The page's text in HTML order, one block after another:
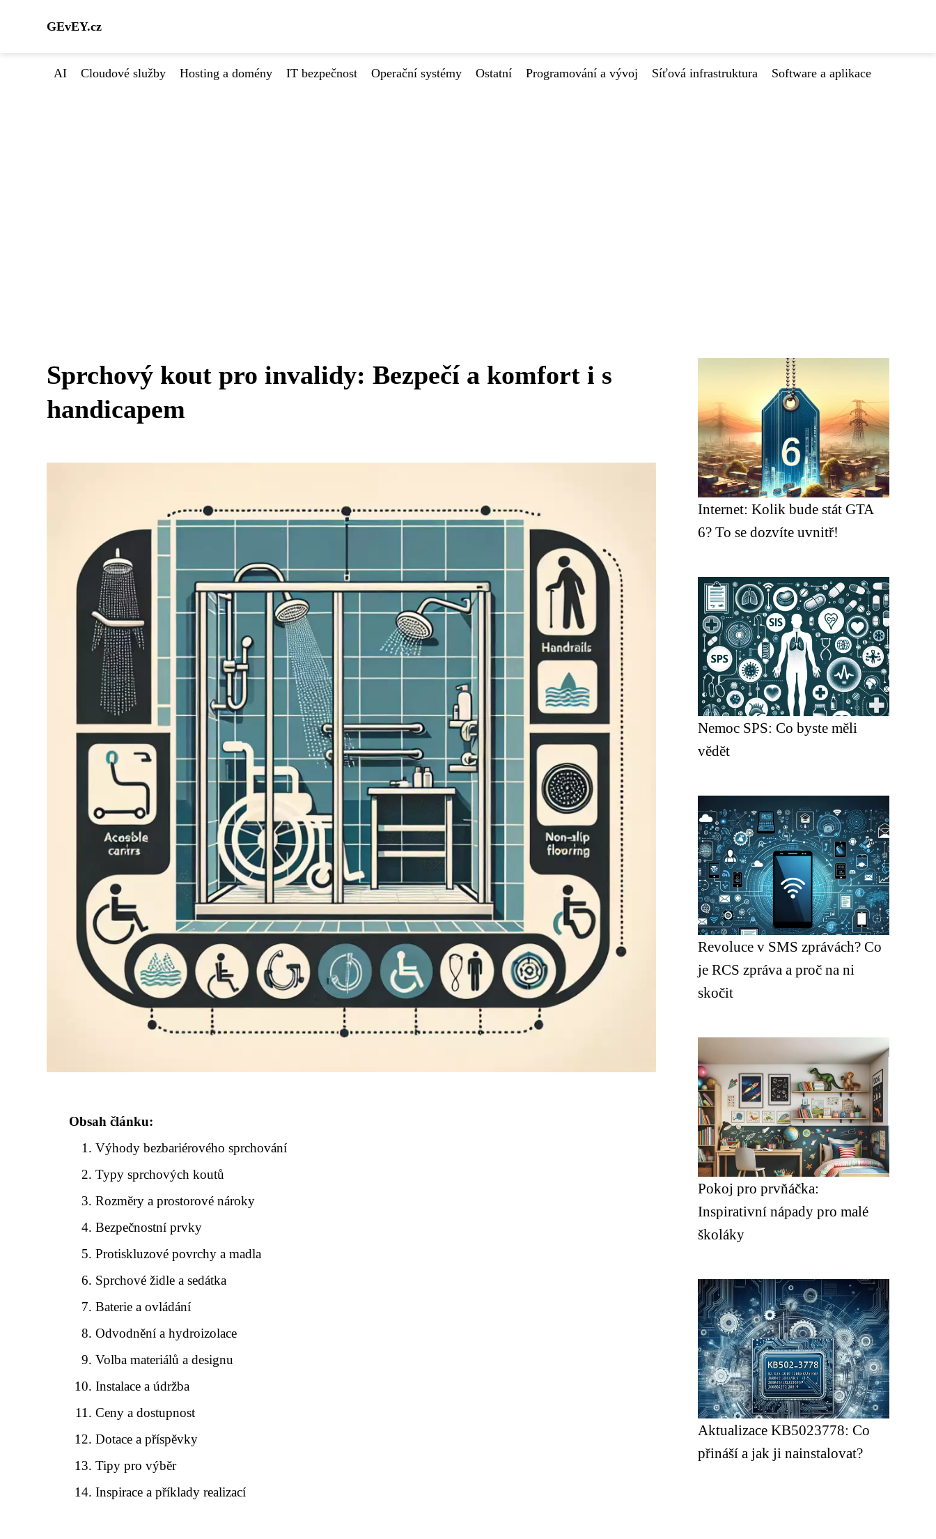
GEvEY.cz
AI Cloudové služby Hosting a domény IT bezpečnost Operační systémy Ostatní Programování a vývoj Síťová infrastruktura Software a aplikace
Sprchový kout pro invalidy: Bezpečí a komfort i s
handicapem
Obsah článku:
Výhody bezbariérového sprchování
Typy sprchových koutů
Rozměry a prostorové nároky
Bezpečnostní prvky
Protiskluzové povrchy a madla
Sprchové židle a sedátka
Baterie a ovládání
Odvodnění a hydroizolace
Volba materiálů a designu
Instalace a údržba
Ceny a dostupnost
Dotace a příspěvky
Tipy pro výběr
Inspirace a příklady realizací
Internet: Kolik bude stát GTA
6? To se dozvíte uvnitř!
Nemoc SPS: Co byste měli
vědět
Revoluce v SMS zprávách? Co
je RCS zpráva a proč na ni
skočit
Pokoj pro prvňáčka:
Inspirativní nápady pro malé
školáky
Aktualizace KB5023778: Co
přináší a jak ji nainstalovat?